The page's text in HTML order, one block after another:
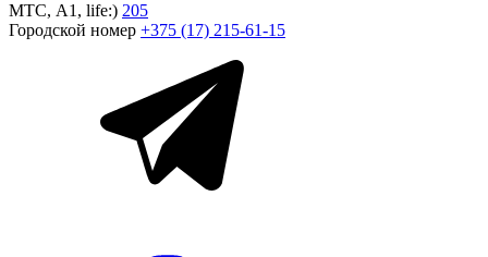
МТС, A1, life:) 205
Городской номер +375 (17) 215-61-15